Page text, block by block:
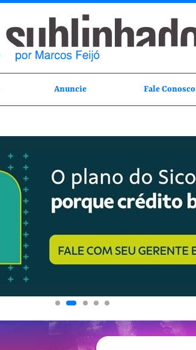
Anuncie Fale Conosco